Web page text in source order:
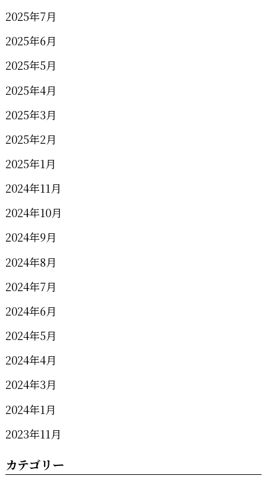
2025年7月
2025年6月
2025年5月
2025年4月
2025年3月
2025年2月
2025年1月
2024年11月
2024年10月
2024年9月
2024年8月
2024年7月
2024年6月
2024年5月
2024年4月
2024年3月
2024年1月
2023年11月
カテゴリー